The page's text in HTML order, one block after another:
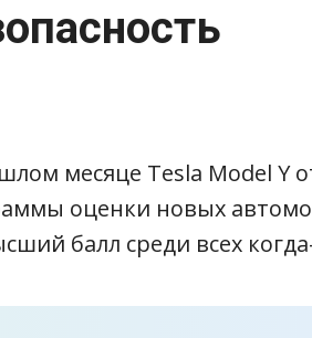
месяце Tesla Model Y
оценки новых
балл среди всех